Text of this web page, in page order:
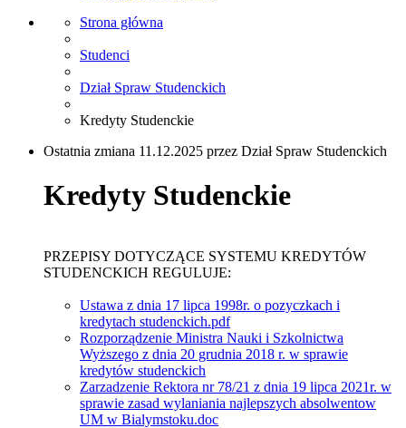
Strona główna
Studenci
Dział Spraw Studenckich
Kredyty Studenckie
Ostatnia zmiana 11.12.2025 przez Dział Spraw Studenckich
Kredyty Studenckie
PRZEPISY DOTYCZĄCE SYSTEMU KREDYTÓW
STUDENCKICH REGULUJE:
Ustawa z dnia 17 lipca 1998r. o pozyczkach i
kredytach studenckich.pdf
Rozporządzenie Ministra Nauki i Szkolnictwa
Wyższego z dnia 20 grudnia 2018 r. w sprawie
kredytów studenckich
Zarzadzenie Rektora nr 78/21 z dnia 19 lipca 2021r. w
sprawie zasad wylaniania najlepszych absolwentow
UM w Bialymstoku.doc